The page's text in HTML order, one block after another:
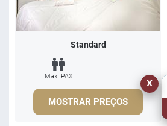
Standard
Max. PAX
MOSTRAR PREÇOS
x